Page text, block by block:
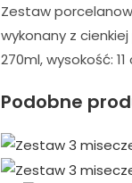
Zestaw
wykonany z
270ml, wysokość:
Podobne